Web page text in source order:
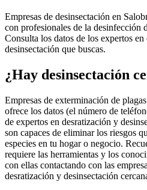
Empresas de desinsectación en
con profesionales de la desinfección
Consulta los datos de los expertos
desinsectación que buscas.
¿Hay desinsectación
Empresas de exterminación de
ofrece los datos (el número de
de expertos en desratización y
son capaces de eliminar los riesgos
especies en tu hogar o negocio.
requiere las herramientas y los
con ellas contactando con las
desratización y desinsectación